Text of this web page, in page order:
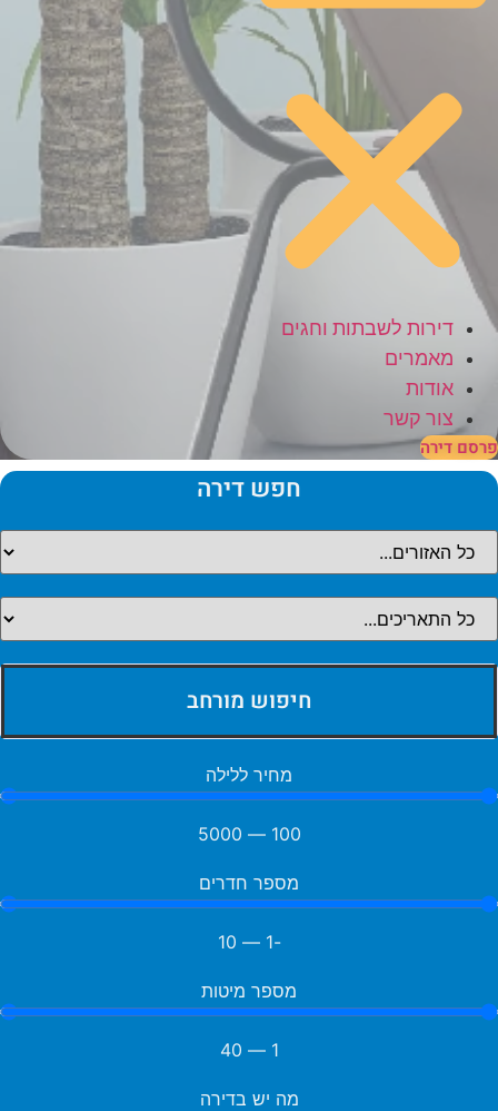
דירות לשבתות וחגים
מאמרים
אודות
צור קשר
דירה
חפש דירה
חיפוש מורחב
מחיר ללילה
100
—
5000
מספר חדרים
—
10
מספר מיטות
—
40
מה יש בדירה